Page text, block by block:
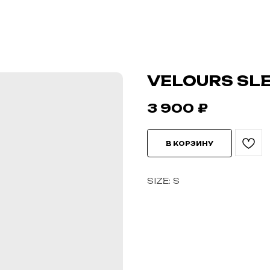
VELOURS
3 900 ₽
В КОРЗИНУ
SIZE: S